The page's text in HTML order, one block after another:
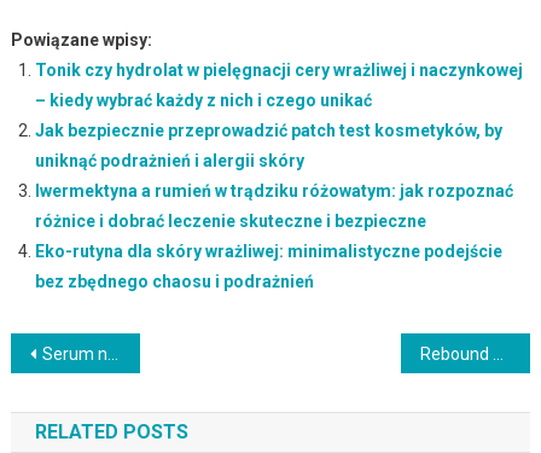
Powiązane wpisy:
Tonik czy hydrolat w pielęgnacji cery wrażliwej i naczynkowej
– kiedy wybrać każdy z nich i czego unikać
Jak bezpiecznie przeprowadzić patch test kosmetyków, by
uniknąć podrażnień i alergii skóry
Iwermektyna a rumień w trądziku różowatym: jak rozpoznać
różnice i dobrać leczenie skuteczne i bezpieczne
Eko-rutyna dla skóry wrażliwej: minimalistyczne podejście
bez zbędnego chaosu i podrażnień
Nawigacja
wpisu
Serum nawilżające do twarzy: jak wybrać i stosować, by skóra była gładka i promienna
RELATED POSTS